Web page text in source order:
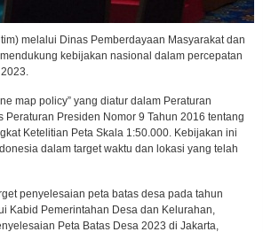
melalui Dinas Pemberdayaan Masyarakat dan
kebijakan nasional dalam percepatan
map policy” yang diatur dalam Peraturan
Presiden Nomor 9 Tahun 2016 tentang
Ketelitian Peta Skala 1:50.000. Kebijakan ini
dalam target waktu dan lokasi yang telah
penyelesaian peta batas desa pada tahun
Kabid Pemerintahan Desa dan Kelurahan,
Peta Batas Desa 2023 di Jakarta,